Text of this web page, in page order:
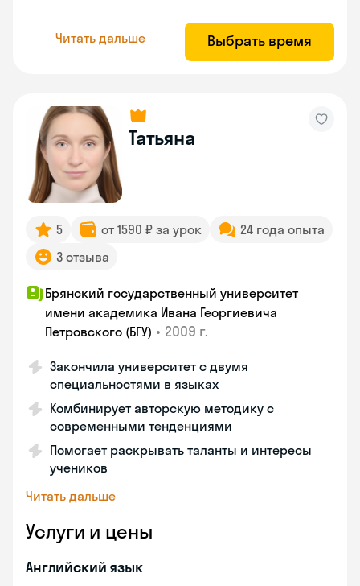
Читать дальше Выбрать время
Татьяна
5 от 1590 ₽ за урок
24 года опыта
3 отзыва
Брянский государственный университет
имени академика Ивана Георгиевича
Петровского (БГУ) • 2009 г.
Закончила университет с двумя
специальностями в языках
Комбинирует авторскую методику с
современными тенденциями
Помогает раскрывать таланты и интересы
учеников
Читать дальше
Услуги и цены
Английский язык